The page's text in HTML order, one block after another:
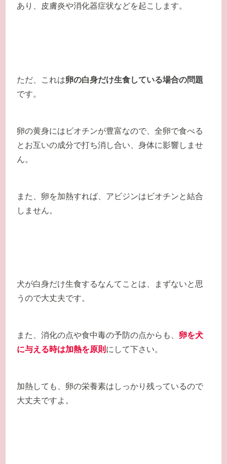
あり、皮膚炎や消化器症状などを起こします。
ただ、これは卵の白身だけ生食している場合の問題
です。
卵の黄身にはビオチンが豊富なので、全卵で食べる
とお互いの成分で打ち消し合い、身体に影響しませ
ん。
また、卵を加熱すれば、アビジンはビオチンと結合
しません。
犬が白身だけ生食するなんてことは、まずないと思
うので大丈夫です。
また、消化の点や食中毒の予防の点からも、 卵を犬
に与える時は加熱を原則 にして下さい。
加熱しても、卵の栄養素はしっかり残っているので
大丈夫ですよ。